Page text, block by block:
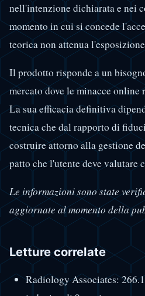
nell'intenzione dichiarata e nei
momento in cui si concede
teorica non attenua
Il prodotto risponde a un
mercato dove le minacce
La sua efficacia definitiva
tecnica che dal rapporto di
costruire attorno alla gestione
patto che l'utente deve valutare
Le informazioni sono state
aggiornate al momento della
Letture correlate
Radiology Associates: